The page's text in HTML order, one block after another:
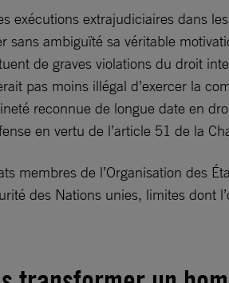
exécutions extrajudiciaires dans
ambiguïté sa véritable
de graves violations du droit
pas moins illégal d’exercer la
reconnue de longue date en
en vertu de l’article 51 de la
membres de l’Organisation des
des Nations unies, limites